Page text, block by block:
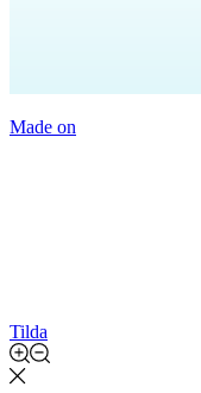
Made on
Tilda